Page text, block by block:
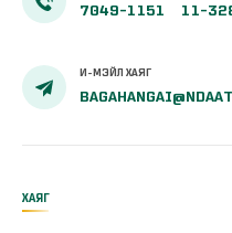
7049-1151 11-
И-МЭЙЛ ХАЯГ
ХАЯГ